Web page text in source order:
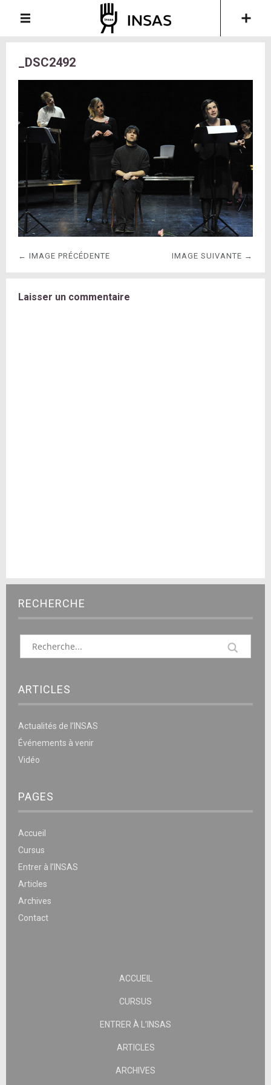
_DSC2492
← IMAGE PRÉCÉDENTE IMAGE SUIVANTE →
Laisser un commentaire
RECHERCHE
ARTICLES
Actualités de l’INSAS
Événements à venir
Vidéo
PAGES
Accueil
Cursus
Entrer à l’INSAS
Articles
Archives
Contact
ACCUEIL
CURSUS
ENTRER À L’INSAS
ARTICLES
ARCHIVES